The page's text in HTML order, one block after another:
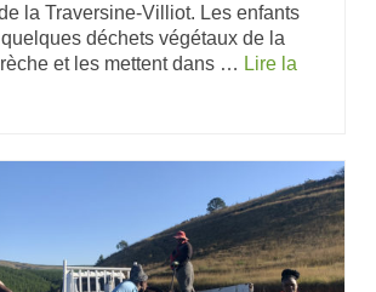
la Traversine-Villiot. Les enfants
déchets végétaux de la
et les mettent dans … Lire la